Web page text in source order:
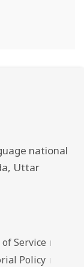
national
Uttar
Service
Policy